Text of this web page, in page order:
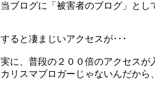
当ブログに「被害者のブログ」とし
すると凄まじいアクセスが･･･
実に、普段の２００倍のアクセスが
カリスマブロガーじゃないんだから